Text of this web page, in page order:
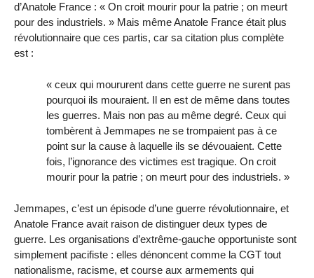
d’Anatole France : « On croit mourir pour la patrie ; on meurt
pour des industriels. » Mais même Anatole France était plus
révolutionnaire que ces partis, car sa citation plus complète
est :
« ceux qui moururent dans cette guerre ne surent pas
pourquoi ils mouraient. Il en est de même dans toutes
les guerres. Mais non pas au même degré. Ceux qui
tombèrent à Jemmapes ne se trompaient pas à ce
point sur la cause à laquelle ils se dévouaient. Cette
fois, l’ignorance des victimes est tragique. On croit
mourir pour la patrie ; on meurt pour des industriels. »
Jemmapes, c’est un épisode d’une guerre révolutionnaire, et
Anatole France avait raison de distinguer deux types de
guerre. Les organisations d’extrême-gauche opportuniste sont
simplement pacifiste : elles dénoncent comme la CGT tout
nationalisme, racisme, et course aux armements qui